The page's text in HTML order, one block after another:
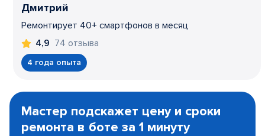
Дмитрий
Ремонтирует 40+ смартфонов в месяц
4,9 74 отзыва
4 года опыта
1
Мастер подскажет цену и сроки
ремонта в боте за 1 минуту